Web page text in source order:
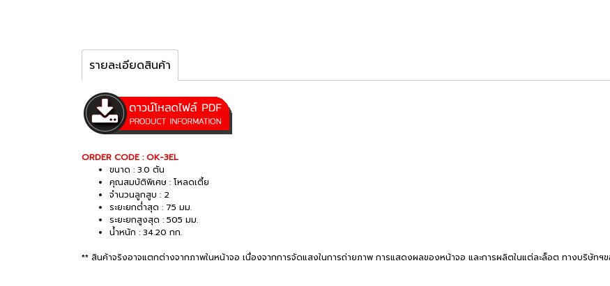
รายละเอียดสินค้า
ORDER CODE : OK-3EL
ขนาด : 3.0 ตัน
คุณสมบัติพิเศษ : โหลดเตี้ย
จำนวนลูกสูบ : 2
ระยะยกต่ำสุด : 75 มม.
ระยะยกสูงสุด : 505 มม.
น้ำหนัก : 34.20 กก.
** สินค้าจริงอาจแตกต่างจากภาพในหน้าจอ เนื่องจากการจัดแสงในการถ่ายภาพ การแสดงผลของหน้าจอ และการผลิตในแต่ละล็อต ทางบริษัท